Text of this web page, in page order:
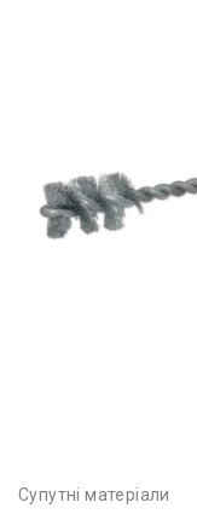
Супутні матеріали